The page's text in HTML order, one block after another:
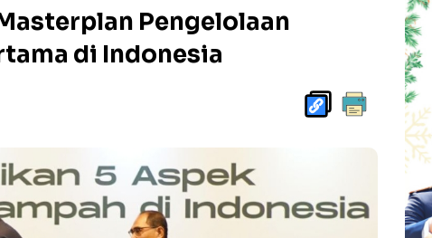
Pengelolaan
di Indonesia